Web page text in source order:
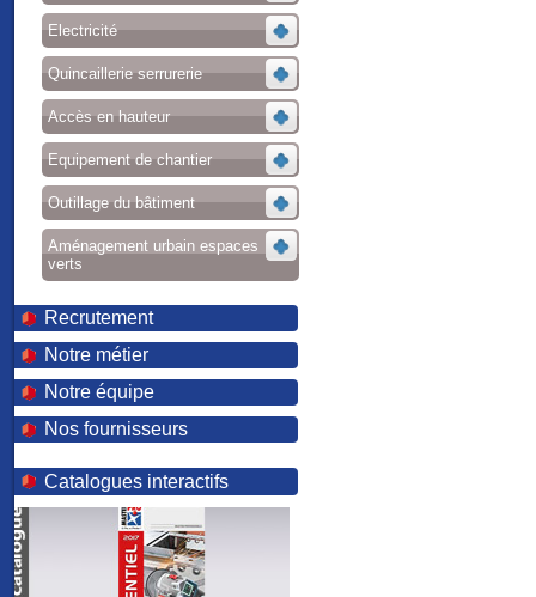
Electricité
Quincaillerie serrurerie
Accès en hauteur
Equipement de chantier
Outillage du bâtiment
Aménagement urbain espaces
verts
Recrutement
Notre métier
Notre équipe
Nos fournisseurs
Catalogues interactifs